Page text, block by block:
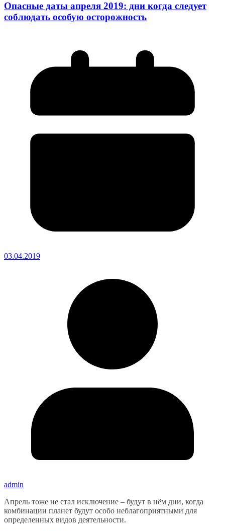
Опасные даты апреля 2019: дни когда следует
соблюдать особую осторожность
03.04.2019
admin
Апрель тоже не стал исключение – будут в нём дни, когда
комбинации планет будут особо неблагоприятными для
определенных видов деятельности.